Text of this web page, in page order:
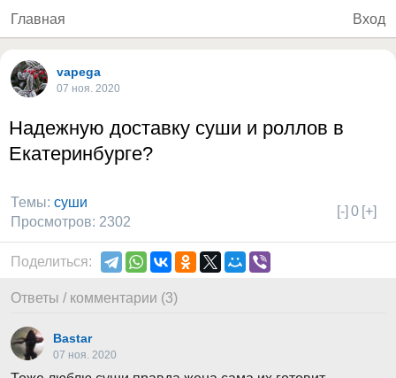
Главная Вход
vapega
07 ноя. 2020
Надежную доставку суши и роллов в
Екатеринбурге?
[-] 0 [+]
Темы: суши
Просмотров: 2302
Поделиться:
Ответы / комментарии (3)
Bastar
07 ноя. 2020